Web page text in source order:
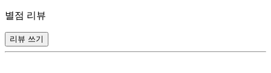
별점 리뷰
리뷰 쓰기